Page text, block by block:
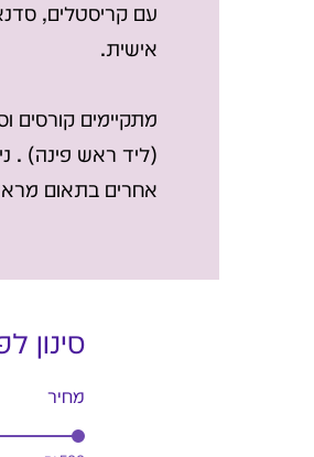
עם קריסטלים,
אישית.
מתקיימים קורסים
(ליד ראש פינה) .
אחרים בתאום
סינון
מחיר